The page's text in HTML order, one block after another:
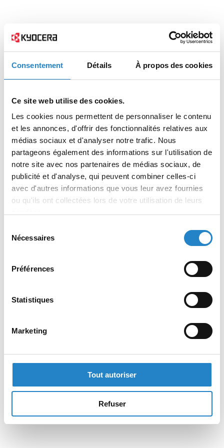
Consentement Détails À propos des cookies
Ce site web utilise des cookies.
Les cookies nous permettent de personnaliser le contenu
et les annonces, d'offrir des fonctionnalités relatives aux
médias sociaux et d'analyser notre trafic. Nous
partageons également des informations sur l'utilisation de
notre site avec nos partenaires de médias sociaux, de
publicité et d'analyse, qui peuvent combiner celles-ci
avec d'autres informations que vous leur avez fournies
ou qu'ils ont collectées lors de votre utilisation de leurs
Nécessaires
Préférences
Statistiques
Marketing
Tout autoriser
Refuser